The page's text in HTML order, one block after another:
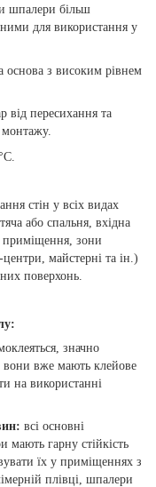
шпалери більш
для використання у
з високим рівнем
від пересихання та
монтажу.
стін у всіх видах
або спальня, вхідна
приміщення, зони
майстерні та ін.)
поверхонь.
значно
вже мають клейове
на використанні
всі основні
мають гарну стійкість
їх у приміщеннях з
плівці, шпалери